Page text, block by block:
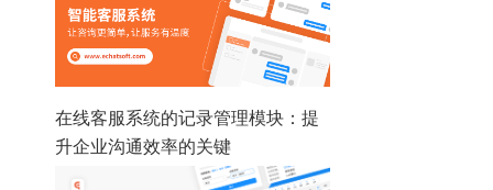
在线客服系统的记录管理模块：提
升企业沟通效率的关键